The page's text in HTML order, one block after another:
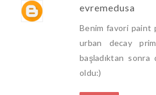
evremedusa
Benim favori paint
urban decay
başladıktan
oldu:)